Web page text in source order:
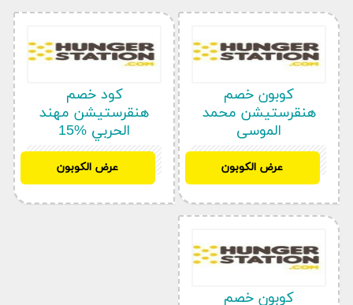
كوبون خصم
كود خصم
هنقرستيشن مهند
الحربي %15
عرض الكوبون
كوبون خصم
هنقرستيشن محمد
الموسى
عرض الكوبون